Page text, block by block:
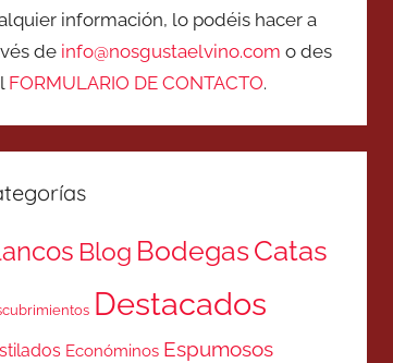
información, lo podéis hacer a
de info@nosgustaelvino.com o des
FORMULARIO DE CONTACTO.
Blog BodegasCatas
Destacados
Económinos Espumosos